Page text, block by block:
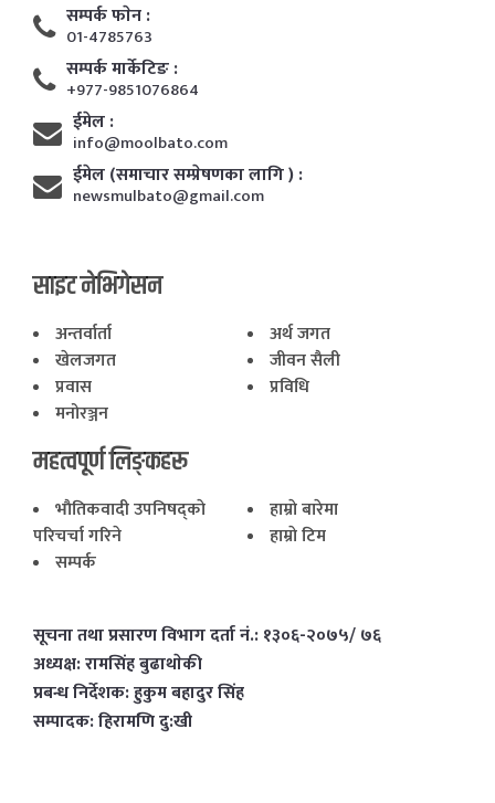
सम्पर्क फाेन :
01-4785763
सम्पर्क मार्केटिङ :
+977-9851076864
ईमेल :
info@moolbato.com
ईमेल (समाचार सम्प्रेषणका लागि ) :
newsmulbato@gmail.com
साइट नेभिगेसन
अन्तर्वार्ता
अर्थ जगत
खेलजगत
जीवन सैली
प्रवास
प्रविधि
मनोरञ्जन
महत्वपूर्ण लिङ्कहरू
भाैतिकवादी उपनिषद्काे
परिचर्चा गरिने
हाम्राे बारेमा
हाम्राे टिम
सम्पर्क
सूचना तथा प्रसारण विभाग दर्ता नं.: १३०६-२०७५/ ७६
अध्यक्ष: रामसिंह बुढाथाेकी
प्रबन्ध निर्देशक: हुकुम बहादुर सिंह
सम्पादक: हिरामणि दु:खी